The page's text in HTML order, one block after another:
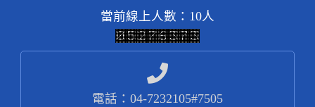
當前線上人數：10人
電話：04-7232105#7505